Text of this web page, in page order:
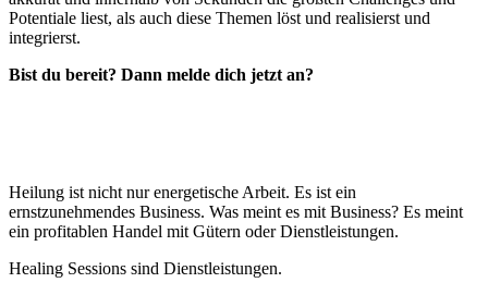
Potentiale liest, als auch diese Themen löst und realisierst und
integrierst.
Bist du bereit? Dann melde dich jetzt an?
Heilung ist nicht nur energetische Arbeit. Es ist ein
ernstzunehmendes Business. Was meint es mit Business? Es meint
ein profitablen Handel mit Gütern oder Dienstleistungen.
Healing Sessions sind Dienstleistungen.